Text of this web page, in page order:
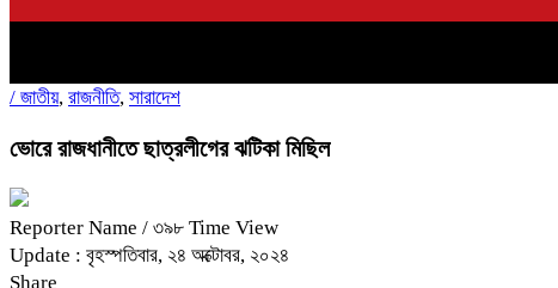
/ জাতীয়, রাজনীতি, সারাদেশ
ভোরে রাজধানীতে ছাত্রলীগের ঝটিকা মিছিল
Reporter Name / ৩৯৮ Time View
Update : বৃহস্পতিবার, ২৪ অক্টোবর, ২০২৪
Share